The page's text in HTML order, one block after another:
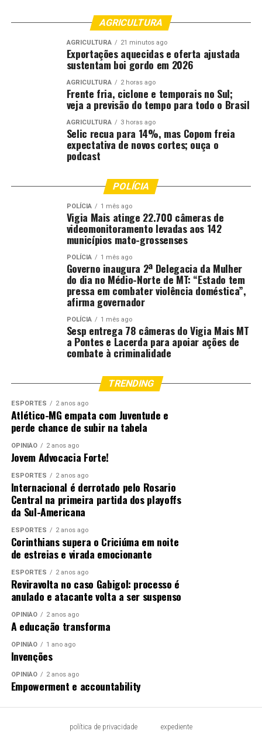
03h00 – Palco Principal – Rubinho (Show Nacional)
04h30 – Palco Principal – DJ Gui Antony (Atração
Domingo – 08/02
13h30 – Abertura dos Portões
14h00 – Início da Apuração do Carnaval Cuiabá
17h00 – Palco Principal – Grupo Puro Prazer (Atração
20h30 – Palco Principal – Jero Neto (Atração Regional)
22h30 – Palco Principal – Tome Aí (Atração Regional)
DJ RESIDENTE: DJ Errejota (06, 07 e 08 de fevereiro).
39º VINDE E VEDE
A entrada 1 kg de alimento não perecível
1º dia – Sábado (14/02)
16h – Acolhida
17h – Celebração da Santa Missa de abertura
19h15 – Show com Irmã Ana Paula
22h30 – Show com Flávio Vitor Jr.
1h – Encerramento com padre Tony
2º dia – Domingo (15/02)
13h30 – Abertura dos portões
14h – Oração do Santo Terço
14h30 – Pregação Vinícius Simões
16h45 – Pregação com Tony Allyson
17h45 – Adoração ao Santíssimo Sacramento
19h – Santa Missa
20h45 – Show Nacional com Tony Allyson
3º dia – Segunda-feira (16/02)
13h30 – Acolhida
14h30 – Oração do Santo Terço
15h – Pregação com padre Overland de Morais
17h – Início da entrada dos Andores de Nossa Senhora
18h – Cenáculo Mariano
19h – Celebração da Santa Missa
20h45 – Show nacional com padre Bruno Costa – CN
4º dia – Terça-feira (17/02)
AGRICULTURA
AGRICULTURA 21 minutos ago
Exportações aquecidas e oferta ajustada
sustentam boi gordo em 2026
AGRICULTURA 2 horas ago
Frente fria, ciclone e temporais no Sul;
veja a previsão do tempo para todo o Brasil
AGRICULTURA 3 horas ago
Selic recua para 14%, mas Copom freia
expectativa de novos cortes; ouça o
podcast
POLÍCIA
POLÍCIA 1 mês ago
Vigia Mais atinge 22.700 câmeras de
videomonitoramento levadas aos 142
municípios mato-grossenses
POLÍCIA 1 mês ago
Governo inaugura 2ª Delegacia da Mulher
do dia no Médio-Norte de MT: “Estado tem
pressa em combater violência doméstica”,
afirma governador
POLÍCIA 1 mês ago
Sesp entrega 78 câmeras do Vigia Mais MT
a Pontes e Lacerda para apoiar ações de
combate à criminalidade
TRENDING
ESPORTES 2 anos ago
Atlético-MG empata com Juventude e
perde chance de subir na tabela
OPINIÃO 2 anos ago
Jovem Advocacia Forte!
ESPORTES 2 anos ago
Internacional é derrotado pelo Rosario
Central na primeira partida dos playoffs
da Sul-Americana
ESPORTES 2 anos ago
Corinthians supera o Criciúma em noite
de estreias e virada emocionante
ESPORTES 2 anos ago
Reviravolta no caso Gabigol: processo é
anulado e atacante volta a ser suspenso
OPINIÃO 2 anos ago
A educação transforma
OPINIÃO 1 ano ago
Invenções
OPINIÃO 2 anos ago
Empowerment e accountability
política de privacidade expediente